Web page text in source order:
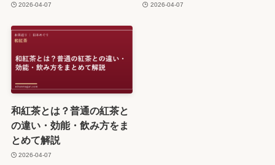
2026-04-07 2026-04-07
和紅茶とは？普通の紅茶と
の違い・効能・飲み方をま
とめて解説
2026-04-07